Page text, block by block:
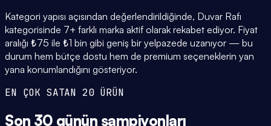
Kategori yapısı açısından değerlendirildiğinde, Duvar Rafı
kategorisinde 7+ farklı marka aktif olarak rekabet ediyor. Fiyat
aralığı ₺75 ile ₺1 bin gibi geniş bir yelpazede uzanıyor — bu
durum hem bütçe dostu hem de premium seçeneklerin yan
yana konumlandığını gösteriyor.
EN ÇOK SATAN 20 ÜRÜN
Son 30 günün şampiyonları